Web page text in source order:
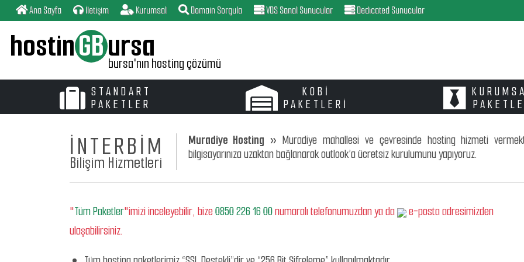
Ana Sayfa İletişim Kurumsal Domain Sorgula VDS Sanal Sunucular Dedicated Sunucular
bursa'nın hosting çözümü
hostinGBursa
STANDART
PAKETLER
KOBİ
PAKETLERİ
İNTERBİM
Bilişim Hizmetleri
Muradiye Hosting »Muradiye mahallesi ve çevresinde hosting hizmeti
bilgisayarınıza uzaktan bağlanarak outlook’a ücretsiz kurulumunu yapıyoruz.
"Tüm Paketler"imizi inceleyebilir, bize0850 226 16 00numaralı telefonumuzdan ya da
e-posta adresimizden
ulaşabilirsiniz.